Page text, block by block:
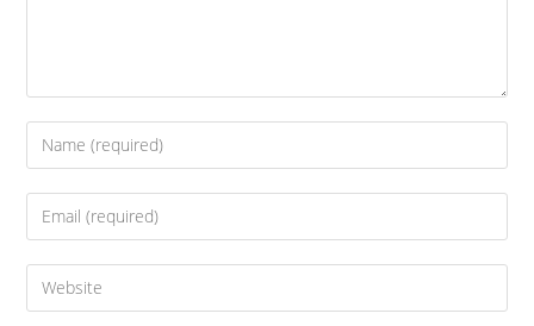
Enter
your
name
comment
Enter
your
email
address
Enter
your